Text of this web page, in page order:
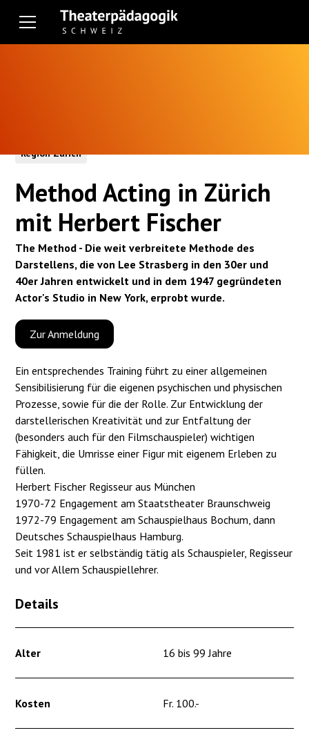
Region Zürich
Method Acting in Zürich
mit Herbert Fischer
The Method - Die weit verbreitete Methode des
Darstellens, die von Lee Strasberg in den 30er und
40er Jahren entwickelt und in dem 1947 gegründeten
Actor's Studio in New York, erprobt wurde.
Zur Anmeldung
Ein entsprechendes Training führt zu einer allgemeinen
Sensibilisierung für die eigenen psychischen und physischen
Prozesse, sowie für die der Rolle. Zur Entwicklung der
darstellerischen Kreativität und zur Entfaltung der
(besonders auch für den Filmschauspieler) wichtigen
Fähigkeit, die Umrisse einer Figur mit eigenem Erleben zu
füllen.
Herbert Fischer Regisseur aus München
1970-72 Engagement am Staatstheater Braunschweig
1972-79 Engagement am Schauspielhaus Bochum, dann
Deutsches Schauspielhaus Hamburg.
Seit 1981 ist er selbständig tätig als Schauspieler, Regisseur
und vor Allem Schauspiellehrer.
Details
Alter 16 bis 99 Jahre
Kosten Fr. 100.-